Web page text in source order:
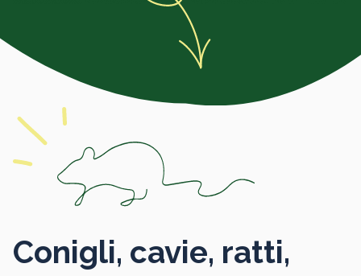
Conigli, cavie, ratti,